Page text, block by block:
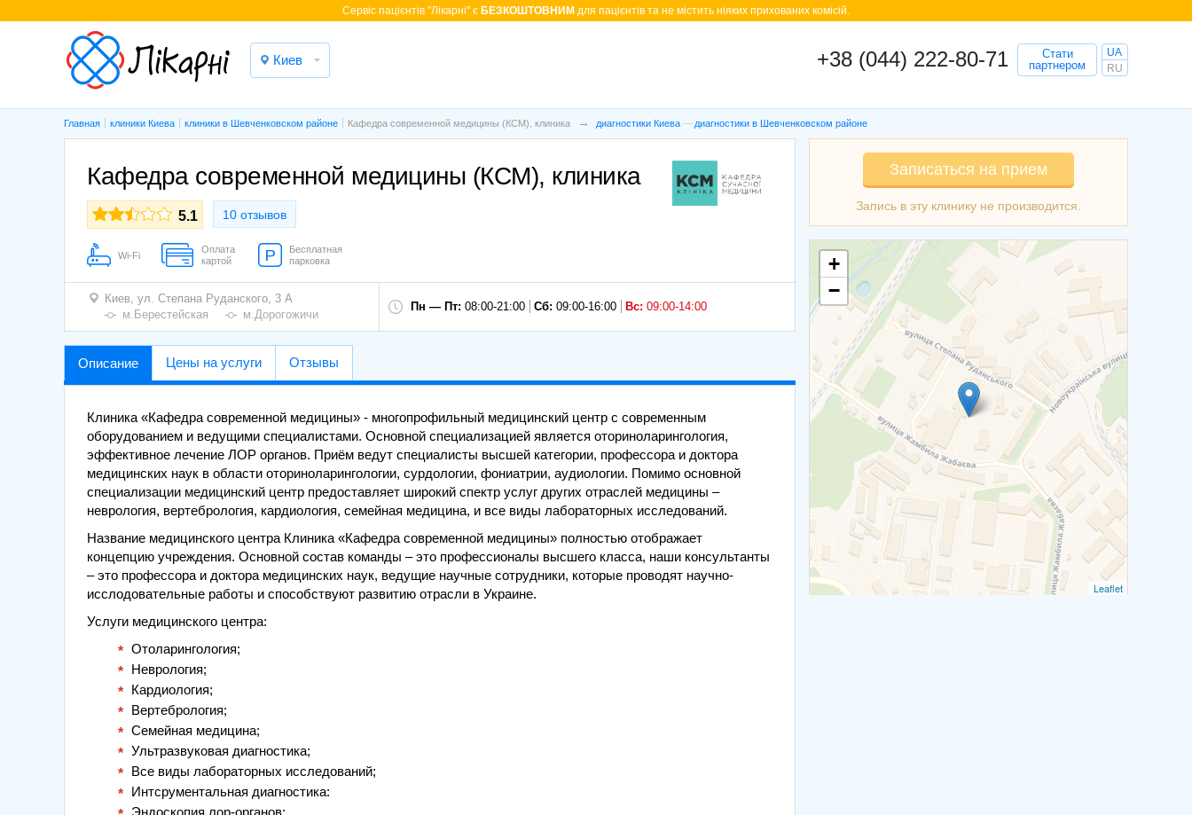
Cервіс пацієнтів "Лікарні" є БЕЗКОШТОВНИМ для пацієнтів та не містить ніяких прихованих комісій.
Киев +38 (044) 222-80-71
Стати
партнером
UA
RU
Главная клиники Киева клиники в Шевченковском районе Кафедра современной медицины (КСМ), клиника диагностики Киева диагностики в Шевченковском районе
Кафедра современной медицины (КСМ), клиника
5.1 10 отзывов
Wi-Fi
Оплата
картой
Бесплатная
парковка
Киев, ул. Степана Руданского, 3 А
м.Берестейская
м.Дорогожичи
Пн — Пт: 08:00-21:00 Сб: 09:00-16:00 Вс: 09:00-14:00
Записаться на прием
+
−
Leaflet
Описание Цены на услуги Отзывы
Клиника «Кафедра современной медицины» - многопрофильный медицинский центр с современным
оборудованием и ведущими специалистами. Основной специализацией является оториноларингология,
эффективное лечение ЛОР органов. Приём ведут специалисты высшей категории, профессора и доктора
медицинских наук в области оториноларингологии, сурдологии, фониатрии, аудиологии. Помимо основной
специализации медицинский центр предоставляет широкий спектр услуг других отраслей медицины –
неврология, вертебрология, кардиология, семейная медицина, и все виды лабораторных исследований.
Название медицинского центра Клиника «Кафедра современной медицины» полностью отображает
концепцию учреждения. Основной состав команды – это профессионалы высшего класса, наши консультанты
– это профессора и доктора медицинских наук, ведущие научные сотрудники, которые проводят научно-
исслодовательные работы и способствуют развитию отрасли в Украине.
Услуги медицинского центра:
Отоларингология;
Неврология;
Кардиология;
Вертебрология;
Семейная медицина;
Ультразвуковая диагностика;
Все виды лабораторных исследований;
Интсрументальная диагностика:
Эндоскопия лор-органов;